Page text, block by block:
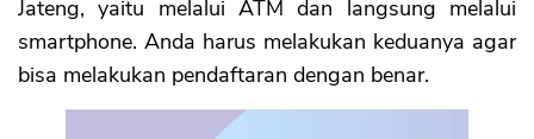
Jateng, yaitu melalui ATM dan langsung melalui
smartphone. Anda harus melakukan keduanya agar
bisa melakukan pendaftaran dengan benar.